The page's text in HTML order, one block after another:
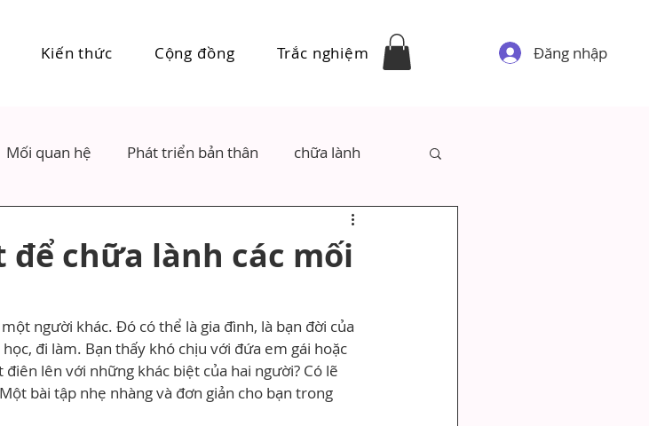
Kiến thức Cộng đồng Trắc nghiệm Đăng nhập
Mối quan hệ Phát triển bản thân chữa lành
chữa lành các mối
người khác. Đó có thể là gia đình, là bạn đời của
đi làm. Bạn thấy khó chịu với đứa em gái hoặc
lên với những khác biệt của hai người? Có lẽ
bài tập nhẹ nhàng và đơn giản cho bạn trong